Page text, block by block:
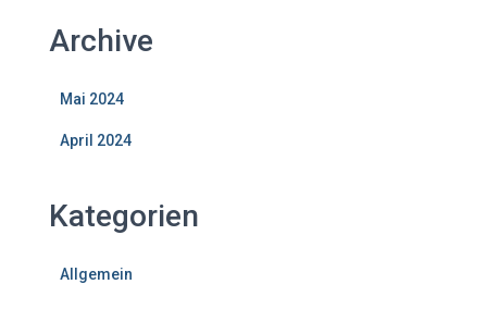
Archive
Mai 2024
April 2024
Kategorien
Allgemein